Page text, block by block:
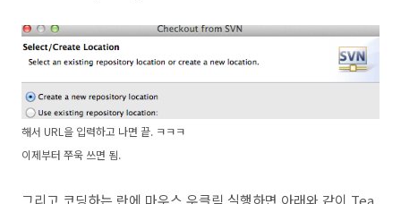
해서 URL을 입력하고 나면 끝. ㅋㅋㅋ
이제부터 쭈욱 쓰면 됨.